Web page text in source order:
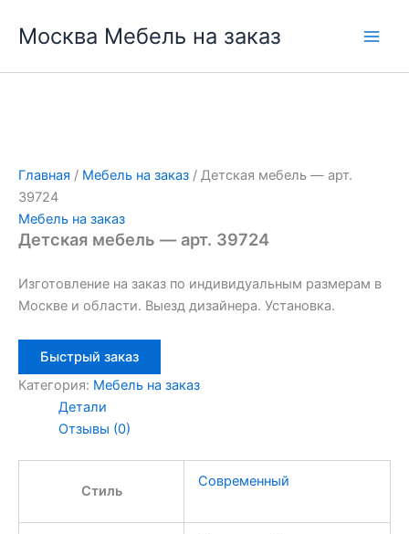
Москва Мебель на заказ
Главная / Мебель на заказ / Детская мебель — арт.
39724
Мебель на заказ
Детская мебель — арт. 39724
Изготовление на заказ по индивидуальным размерам в
Москве и области. Выезд дизайнера. Установка.
Быстрый заказ
Категория: Мебель на заказ
Детали
Отзывы (0)
Стиль
Современный